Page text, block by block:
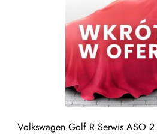
Volkswagen Golf R Serwis ASO